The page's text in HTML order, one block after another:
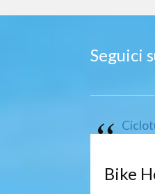
Seguici
Bike